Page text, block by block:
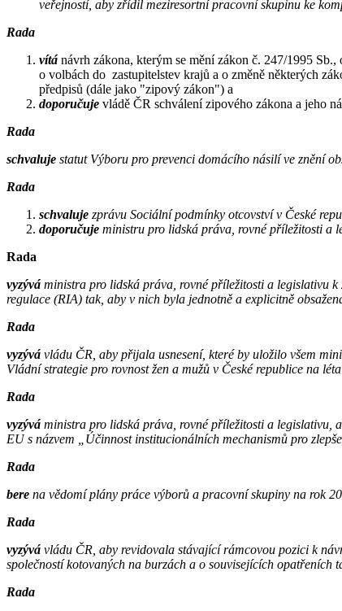
veřejností, aby zřídil meziresortní pracovní skupinu ke
Rada
vítá návrh zákona, kterým se mění zákon č. 247/1995
o volbách do zastupitelstev krajů a o změně některých
předpisů (dále jako "zipový zákon") a
doporučuje vládě ČR schválení zipového zákona a jeho
Rada
schvaluje statut Výboru pro prevenci domácího násilí ve znění
Rada
schvaluje zprávu Sociální podmínky otcovství v České
doporučuje ministru pro lidská práva, rovné příležitosti a
Rada
vyzývá ministra pro lidská práva, rovné příležitosti a legislativu
regulace (RIA) tak, aby v nich byla jednotně a explicitně
Rada
vyzývá vládu ČR, aby přijala usnesení, které by uložilo všem
Vládní strategie pro rovnost žen a mužů v České republice na
Rada
vyzývá ministra pro lidská práva, rovné příležitosti a legislativu,
EU s názvem „Účinnost institucionálních mechanismů pro
Rada
bere na vědomí plány práce výborů a pracovní skupiny na rok
Rada
vyzývá vládu ČR, aby revidovala stávající rámcovou pozici k
společností kotovaných na burzách a o souvisejících
Rada